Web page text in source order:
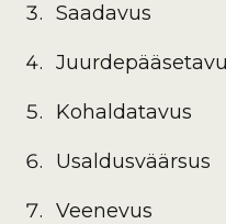
Saadavus
Kohaldatavus
Usaldusväärsus
Veenevus